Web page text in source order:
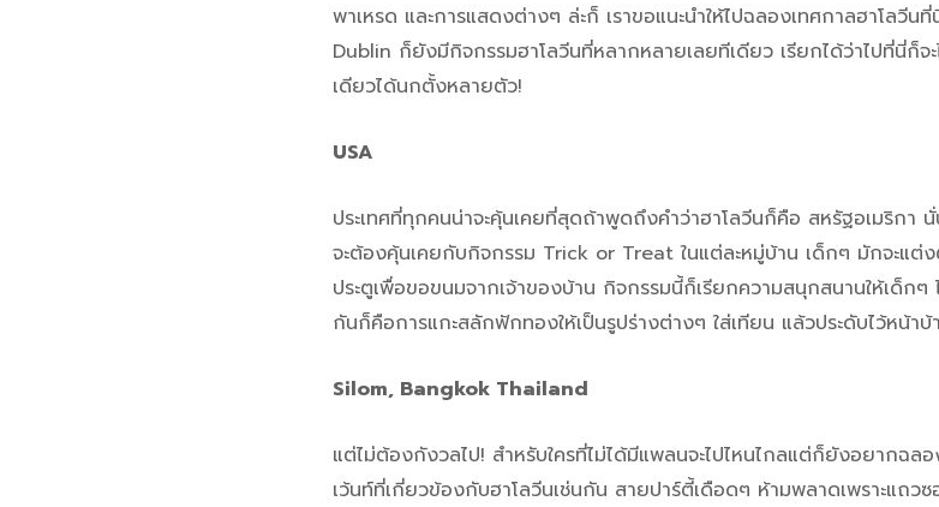
พาเหรด และการแสดงต่างๆ ล่ะก็ เราขอแนะนำให้ไปฉลองเทศกาลฮาโลวี
Dublin ก็ยังมีกิจกรรมฮาโลวีนที่หลากหลายเลยทีเดียว เรียกได้ว่าไปที่นี่ก็
เดียวได้นกตั้งหลายตัว!
USA
ประเทศที่ทุกคนน่าจะคุ้นเคยที่สุดถ้าพูดถึงคำว่าฮาโลวีนก็คือ สหรัฐอเมริก
จะต้องคุ้นเคยกับกิจกรรม Trick or Treat ในแต่ละหมู่บ้าน เด็กๆ มักจะแต่
ประตูเพื่อขอขนมจากเจ้าของบ้าน กิจกรรมนี้ก็เรียกความสนุกสนานให้เด็ก
กันก็คือการแกะสลักฟักทองให้เป็นรูปร่างต่างๆ ใส่เทียน แล้วประดับไว้หน้า
Silom, Bangkok Thailand
แต่ไม่ต้องกังวลไป! สำหรับใครที่ไม่ได้มีแพลนจะไปไหนไกลแต่ก็ยังอยากฉล
เว้นท์ที่เกี่ยวข้องกับฮาโลวีนเช่นกัน สายปาร์ตี้เดือดๆ ห้ามพลาดเพราะแถว